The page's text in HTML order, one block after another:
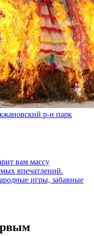
р-н парк
вам массу
впечатлений.
игры, забавные